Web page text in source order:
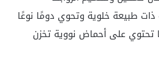
ذات طبيعة خلوية وتحوي دومًا نوعًا
تحتوي على أحماض نووية تخزن